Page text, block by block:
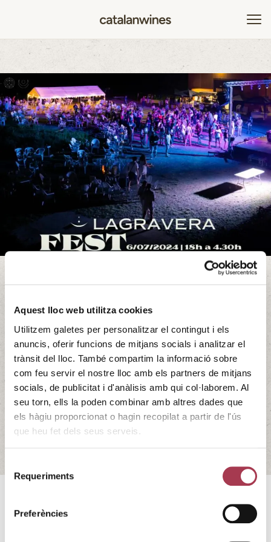
Aquest lloc web utilitza cookies
Utilitzem galetes per personalitzar el contingut i els
anuncis, oferir funcions de mitjans socials i analitzar el
trànsit del lloc. També compartim la informació sobre
com feu servir el nostre lloc amb els partners de mitjans
socials, de publicitat i d'anàlisis amb qui col·laborem. Al
seu torn, ells la poden combinar amb altres dades que
els hàgiu proporcionat o hagin recopilat a partir de l'ús
que heu fet dels seus serveis.
de Requeriments
Preferències
Lagravera Fest
El dissabte 6 de juliol de 2024, a partir de les 19h, no et
perdis el Lagravera Fest a Vinya Núria, Alfarràs. Amb una
entrada de 25€, podràs gaudir de concerts nocturns entre
vinyes, una copa serigrafiada i una consumició del vi Ónra.
L’esdeveniment també comptarà amb la presència de 9
productors locals d’alta qualitat, …Continued
06/07/2024 - 06/07/2024
El dissabte 6 de juliol de 2024, a partir de les 19h, no et